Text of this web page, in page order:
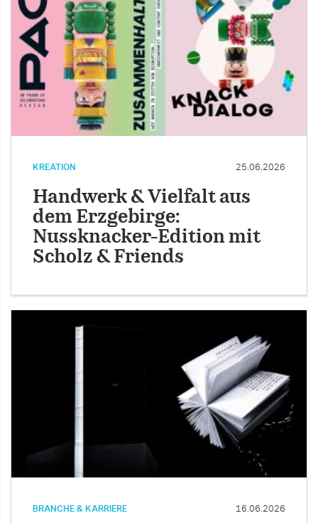
KREATION 25.06.2026
Handwerk & Vielfalt aus
dem Erzgebirge:
Nussknacker-Edition mit
Scholz & Friends
BRANCHE & KARRIERE 16.06.2026